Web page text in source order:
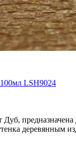
LSH9024
предназначена
деревянным